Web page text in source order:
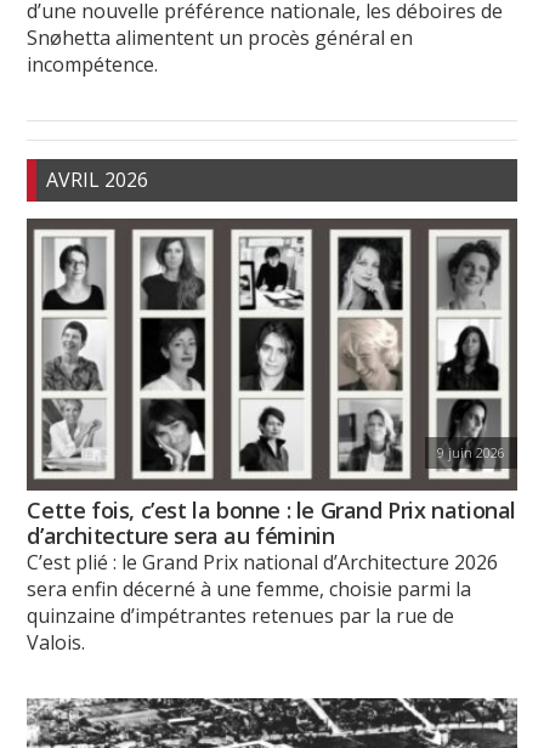
d’une nouvelle préférence nationale, les déboires de
Snøhetta alimentent un procès général en
incompétence.
AVRIL 2026
9 juin 2026
Cette fois, c’est la bonne : le Grand Prix national
d’architecture sera au féminin
C’est plié : le Grand Prix national d’Architecture 2026
sera enfin décerné à une femme, choisie parmi la
quinzaine d’impétrantes retenues par la rue de
Valois.